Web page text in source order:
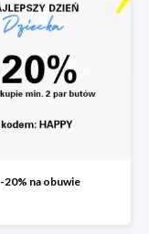
-20% na obuwie